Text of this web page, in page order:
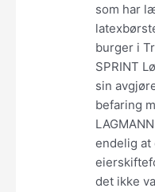
som har
burger i
SPRINT
sin
befaring
endelig at
det ikke